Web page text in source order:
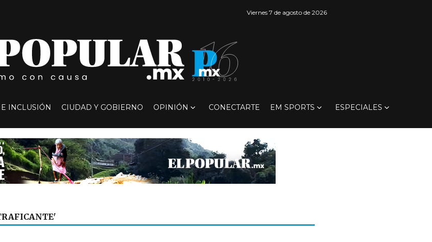
Viernes 7 de agosto de 2026
INCLUSIÓN CIUDAD Y GOBIERNO OPINIÓN CONECTARTE EM SPORTS ESPECIALES